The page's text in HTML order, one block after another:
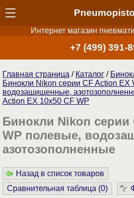
Интернет магазин
+7 (499) 391-
Главная страница / Каталог /
Бинокли Nikon серии СF Action EX
водозащищенные,
Action EX 10x50 CF WP
Бинокли Nikon серии
WP полевые,
азотозополненные
Назад в список товаров
Сравнительная таблица (0)